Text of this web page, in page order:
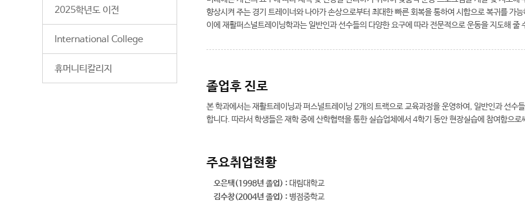
2025학년도 이전
International College
휴머니티칼리지
향상시켜 주는 경기 트레이너와 나아가 손상으로부터 최대한 빠른 회복을 통하여 시합으로 복귀를 가
이에 재활퍼스널트레이닝학과는 일반인과 선수들의 다양한 요구에 따라 전문적으로 운동을 지도해
졸업후 진로
본 학과에서는 재활트레이닝과 퍼스널트레이닝 2개의 트랙으로 교육과정을 운영하여, 일반인과 선수
합니다. 따라서 학생들은 재학 중에 산학협력을 통한 실습업체에서 4학기 동안 현장실습에 참여함으
주요취업현황
오은택(1998년 졸업) : 대림대학교
김수창(2004년 졸업) : 병점중학교